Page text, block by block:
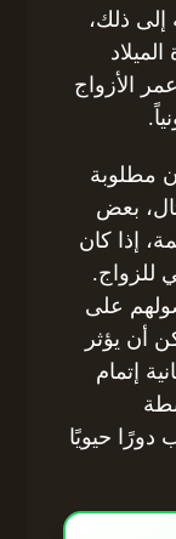
إلى ذلك،
الأزواج
مطلوبة
بعض
إذا كان
للزواج.
على
أن يؤثر
إتمام
دورًا حيويًا